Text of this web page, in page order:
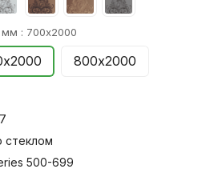
мм : 700х2000
800х2000
стеклом
500-699